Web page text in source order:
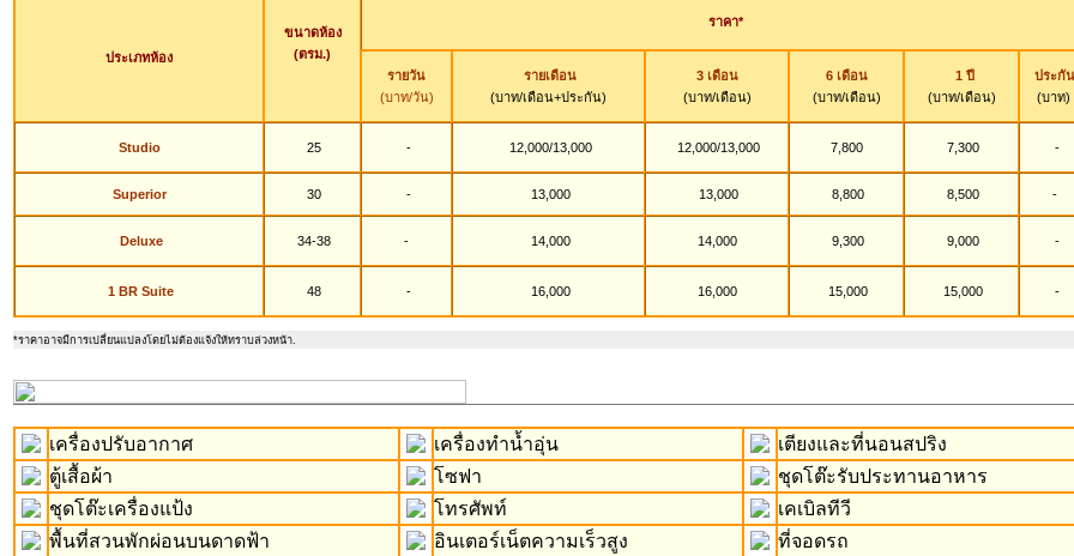
ประเภทห้อง
ขนาดห้อง
(ตรม.)
ราคา*
รายวัน
(บาท/วัน)
รายเดือน
(บาท/เดือน+ประกัน)
3 เดือน
(บาท/เดือน)
6 เดือน
(บาท/เดือน)
1 ปี
(บาท/เดือน)
ประกัน
(บาท)
Studio 25 - 12,000/13,000 12,000/13,000 7,800 7,300 -
Superior 30 - 13,000 13,000 8,800 8,500 -
Deluxe 34-38 - 14,000 14,000 9,300 9,000 -
1 BR Suite 48 - 16,000 16,000 15,000 15,000 -
*ราคาอาจมีการเปลี่ยนแปลงโดยไม่ต้องแจ้งให้ทราบล่วงหน้า.
เครื่องปรับอากาศ เครื่องทำน้ำอุ่น
เตียงและที่นอนสปริง
ตู้เสื้อผ้า
โซฟา
ชุดโต๊ะรับประทานอาหาร
ชุดโต๊ะเครื่องแป้ง
โทรศัพท์
เคเบิลทีวี
พื้นที่สวนพักผ่อนบนดาดฟ้า
อินเตอร์เน็ตความเร็วสูง
ที่จอดรถ